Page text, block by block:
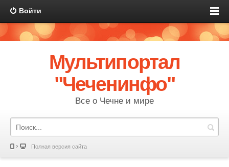
Войти
Мультипортал
"Чеченинфо"
Все о Чечне и мире
Полная версия сайта